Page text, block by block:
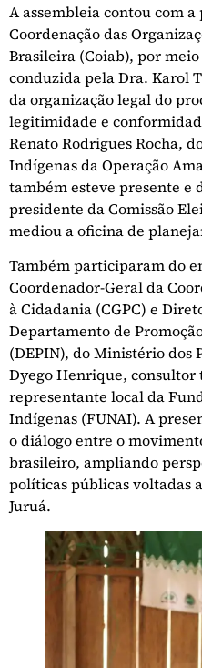
A assembleia contou com a
Coordenação das
Brasileira (Coiab), por
conduzida pela Dra. Karol
da organização legal do
legitimidade e
Renato Rodrigues Rocha,
Indígenas da Operação
também esteve presente e
presidente da Comissão
mediou a oficina de
Também participaram do
Coordenador-Geral da
à Cidadania (CGPC) e
Departamento de
(DEPIN), do Ministério dos
Dyego Henrique, consultor
representante local da
Indígenas (FUNAI). A
o diálogo entre o
brasileiro, ampliando
políticas públicas voltadas
Juruá.